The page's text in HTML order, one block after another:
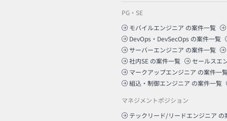
PG・SE
モバイルエンジニア の案件一覧
DevOps・DevSecOps の案件一覧
サーバーエンジニア の案件一覧
社内SE の案件一覧
セールスエ
マークアップエンジニア の案件一
組込・制御エンジニア の案件一覧
マネジメントポジション
テックリード/リードエンジニア の